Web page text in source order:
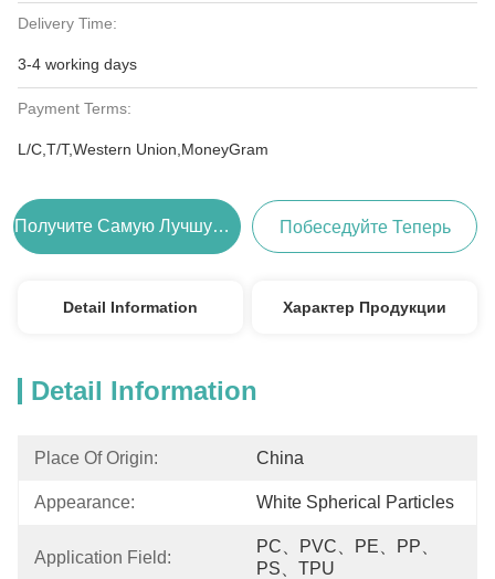
Delivery Time:
3-4 working days
Payment Terms:
L/C,T/T,Western Union,MoneyGram
Получите Самую Лучшую Цену Побеседуйте Теперь
Detail Information Характер Продукции
Detail Information
Place Of Origin: China
Appearance: White Spherical Particles
Application Field:
PC、PVC、PE、PP、
PS、TPU